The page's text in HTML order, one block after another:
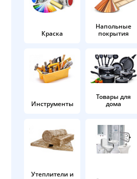
Краска
Напольные
покрытия
Инструменты
Товары для
дома
Утеплители и